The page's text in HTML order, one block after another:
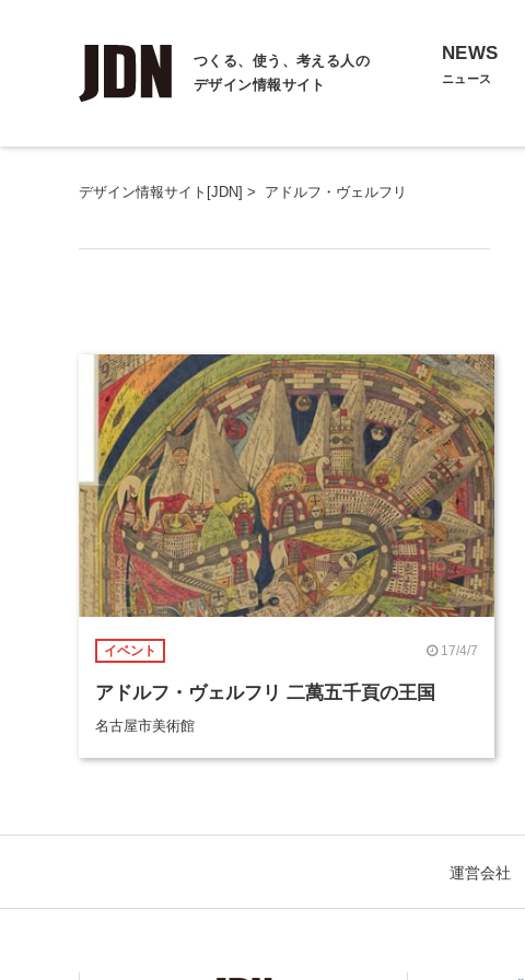
つくる、使う、考える人の
デザイン情報サイト
NEWS
ニュース
デザイン情報サイト[JDN] > アドルフ・ヴェルフリ
イベント 17/4/7
アドルフ・ヴェルフリ 二萬五千頁の王国
名古屋市美術館
運営会社